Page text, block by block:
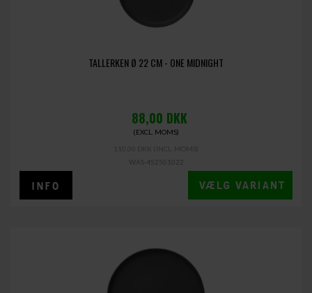
TALLERKEN Ø 22 CM - ONE MIDNIGHT
88,00 DKK
(EXCL. MOMS)
WAS-452501022